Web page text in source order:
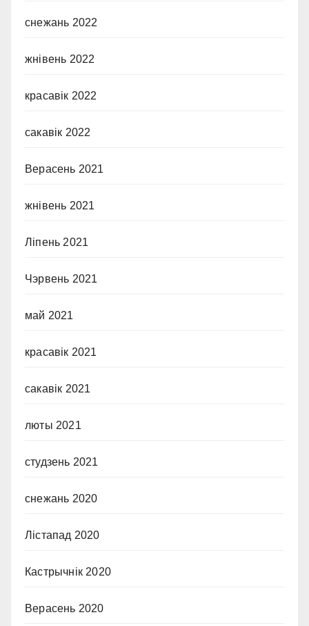
снежань 2022
жнівень 2022
красавік 2022
сакавік 2022
Верасень 2021
жнівень 2021
Ліпень 2021
Чэрвень 2021
май 2021
красавік 2021
сакавік 2021
люты 2021
студзень 2021
снежань 2020
Лістапад 2020
Кастрычнік 2020
Верасень 2020